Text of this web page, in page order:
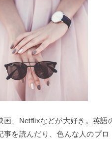
画、Netflixなどが大好き。英語
事を読んだり、色んな人のプロ